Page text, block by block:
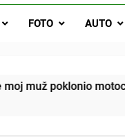
MOGA SINA — ALI
FOTO AUTO
nećaku, otkrila